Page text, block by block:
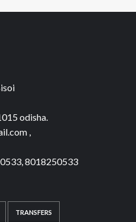
odisha.
,
8018250533
TRANSFERS